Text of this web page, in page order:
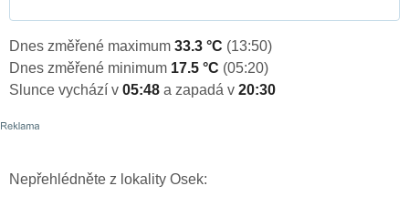
Dnes změřené maximum 33.3 °C (13:50)
Dnes změřené minimum 17.5 °C (05:20)
Slunce vychází v 05:48 a zapadá v 20:30
Nepřehlédněte z lokality Osek: